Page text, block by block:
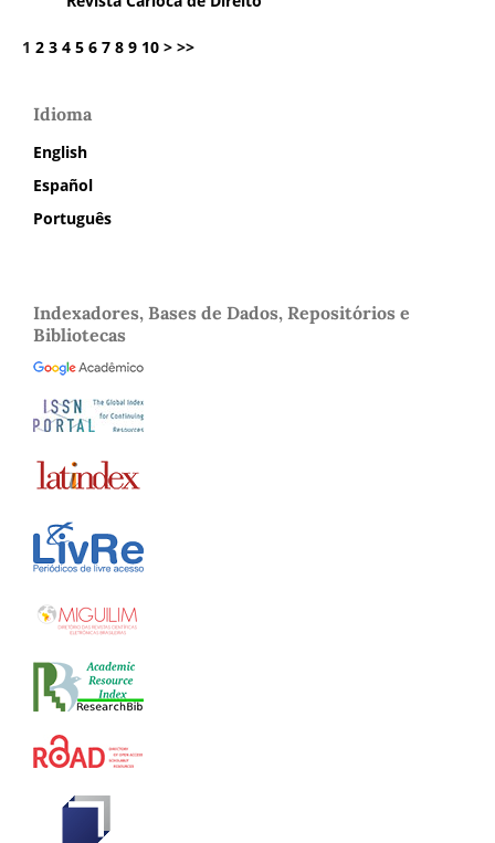
1 2 3 4 5 6 7 8 9 10 > >>
Idioma
English
Español
Português
Indexadores, Bases de Dados, Repositórios e
Bibliotecas